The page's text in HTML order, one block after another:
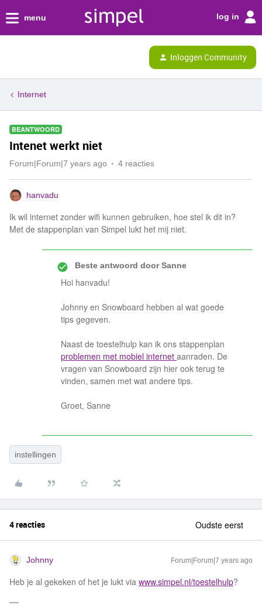
menu log in
Inloggen Community
Internet
BEANTWOORD
Intenet werkt niet
Forum|Forum|7 years ago 4 reacties
hanvadu
Ik wil internet zonder wifi kunnen gebruiken, hoe stel ik dit in?
Met de stappenplan van Simpel lukt het mij niet.
Beste antwoord doorSanne
Hoi hanvadu!
Johnny en Snowboard hebben al wat goede
tips gegeven.
Naast de toestelhulp kan ik ons stappenplan
problemen met mobiel internet aanraden. De
vragen van Snowboard zijn hier ook terug te
vinden, samen met wat andere tips.
Groet, Sanne
instellingen
4 reacties Oudste eerst
Johnny Forum|Forum|7 years ago
Heb je al gekeken of het je lukt via www.simpel.nl/toestelhulp?